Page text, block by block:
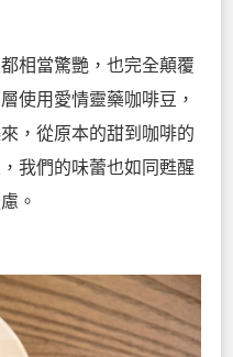
相當驚艷，也完全顛覆
使用愛情靈藥咖啡豆，
，從原本的甜到咖啡的
我們的味蕾也如同甦醒
。